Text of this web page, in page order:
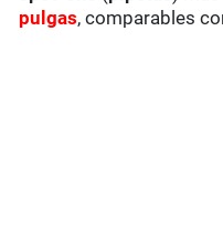
pulgas, comparables